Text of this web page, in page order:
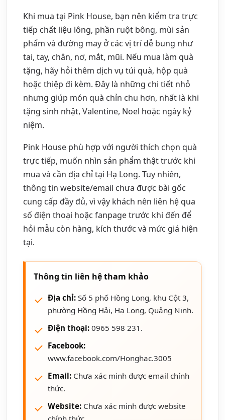
Khi mua tại Pink House, bạn nên kiểm tra trực
tiếp chất liệu lông, phần ruột bông, mùi sản
phẩm và đường may ở các vị trí dễ bung như
tai, tay, chân, nơ, mắt, mũi. Nếu mua làm quà
tặng, hãy hỏi thêm dịch vụ túi quà, hộp quà
hoặc thiệp đi kèm. Đây là những chi tiết nhỏ
nhưng giúp món quà chỉn chu hơn, nhất là khi
tặng sinh nhật, Valentine, Noel hoặc ngày kỷ
niệm.
Pink House phù hợp với người thích chọn quà
trực tiếp, muốn nhìn sản phẩm thật trước khi
mua và cần địa chỉ tại Hạ Long. Tuy nhiên,
thông tin website/email chưa được bài gốc
cung cấp đầy đủ, vì vậy khách nên liên hệ qua
số điện thoại hoặc fanpage trước khi đến để
hỏi mẫu còn hàng, kích thước và mức giá hiện
tại.
Thông tin liên hệ tham khảo
Địa chỉ: Số 5 phố Hồng Long, khu Cột 3,
phường Hồng Hải, Hạ Long, Quảng Ninh.
Điện thoại: 0965 598 231.
Facebook:
www.facebook.com/Honghac.3005
Email: Chưa xác minh được email chính
thức.
Website: Chưa xác minh được website